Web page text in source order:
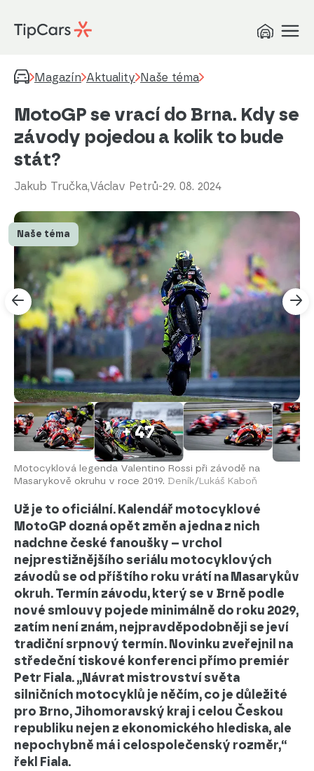
Magazín Aktuality Naše téma
MotoGP se vrací do Brna. Kdy se
závody pojedou a kolik to bude
stát?
Jakub Tručka,Václav Petrů-29. 08. 2024
+ 47
Motocyklová legenda Valentino Rossi při závodě na
Masarykově okruhu v roce 2019. Deník/Lukáš Kaboň
Naše téma
Už je to oficiální. Kalendář motocyklové
MotoGP dozná opět změn a jedna z nich
nadchne české fanoušky – vrchol
nejprestižnějšího seriálu motocyklových
závodů se od příštího roku vrátí na Masarykův
okruh. Termín závodu, který se v Brně podle
nové smlouvy pojede minimálně do roku 2029,
zatím není znám, nejpravděpodobněji se jeví
tradiční srpnový termín. Novinku zveřejnil na
středeční tiskové konferenci přímo premiér
Petr Fiala. „Návrat mistrovství světa
silničních motocyklů je něčím, co je důležité
pro Brno, Jihomoravský kraj i celou Českou
republiku nejen z ekonomického hlediska, ale
nepochybně má i celospolečenský rozměr,“
řekl Fiala.